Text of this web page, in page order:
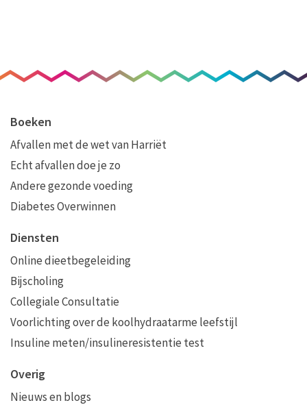
Boeken
Afvallen met de wet van Harriët
Echt afvallen doe je zo
Andere gezonde voeding
Diabetes Overwinnen
Diensten
Online dieetbegeleiding
Bijscholing
Collegiale Consultatie
Voorlichting over de koolhydraatarme leefstijl
Insuline meten/insulineresistentie test
Overig
Nieuws en blogs